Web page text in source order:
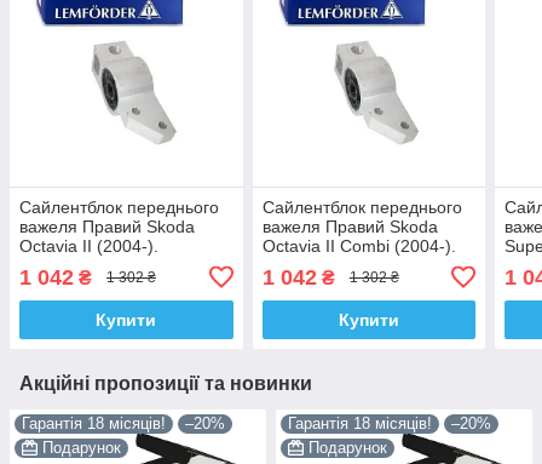
Сайлентблок переднього
важеля Правий Skoda
Octavia II (2004-).
JBU690 , VKDS331005
1 042 ₴ 1 302 ₴
Купити
Сайлентблок переднього
важеля Правий Skoda
Octavia II Combi (2004-).
JBU690 , VKDS331005
1 042₴ 1 302 ₴
Купити
1
Акційні пропозиції та новинки
Гарантія 18 місяців!
–20%
Подарунок
Гарантія 18 місяців!
–20%
Подарунок